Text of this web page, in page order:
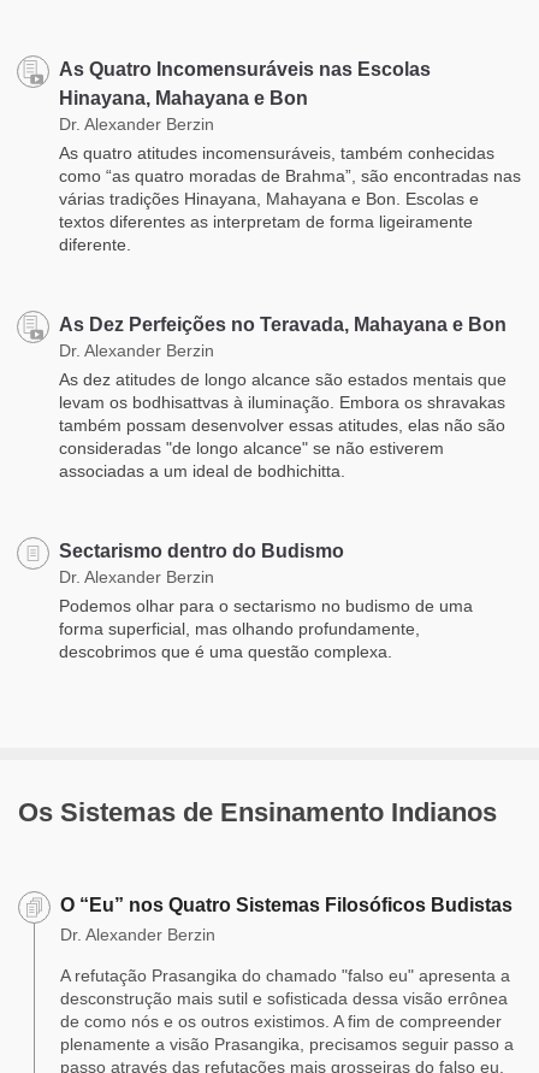
As Quatro Incomensuráveis nas Escolas
Hinayana, Mahayana e Bon
Dr. Alexander Berzin
As quatro atitudes incomensuráveis, também conhecidas
como “as quatro moradas de Brahma”, são encontradas nas
várias tradições Hinayana, Mahayana e Bon. Escolas e
textos diferentes as interpretam de forma ligeiramente
diferente.
As Dez Perfeições no Teravada, Mahayana e Bon
Dr. Alexander Berzin
As dez atitudes de longo alcance são estados mentais que
levam os bodhisattvas à iluminação. Embora os shravakas
também possam desenvolver essas atitudes, elas não são
consideradas "de longo alcance" se não estiverem
associadas a um ideal de bodhichitta.
Sectarismo dentro do Budismo
Dr. Alexander Berzin
Podemos olhar para o sectarismo no budismo de uma
forma superficial, mas olhando profundamente,
descobrimos que é uma questão complexa.
Os Sistemas de Ensinamento Indianos
O “Eu” nos Quatro Sistemas Filosóficos Budistas
Dr. Alexander Berzin
A refutação Prasangika do chamado "falso eu" apresenta a
desconstrução mais sutil e sofisticada dessa visão errônea
de como nós e os outros existimos. A fim de compreender
plenamente a visão Prasangika, precisamos seguir passo a
passo através das refutações mais grosseiras do falso eu,